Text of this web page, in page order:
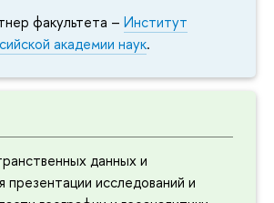
факультета – Институт
академии наук.
данных и
презентации исследований и